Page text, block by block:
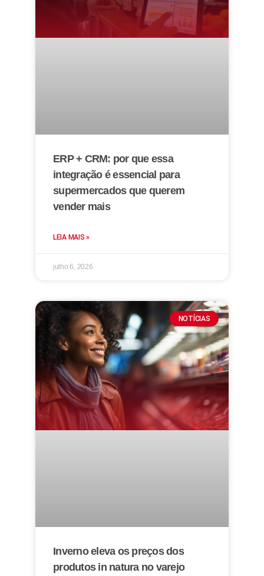
ERP + CRM: por que essa
integração é essencial para
supermercados que querem
vender mais
LEIA MAIS »
julho 6, 2026
NOTÍCIAS
Inverno eleva os preços dos
produtos in natura no varejo